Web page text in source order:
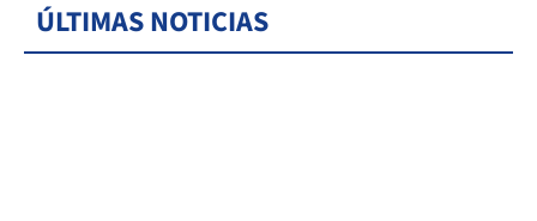
ÚLTIMAS NOTICIAS